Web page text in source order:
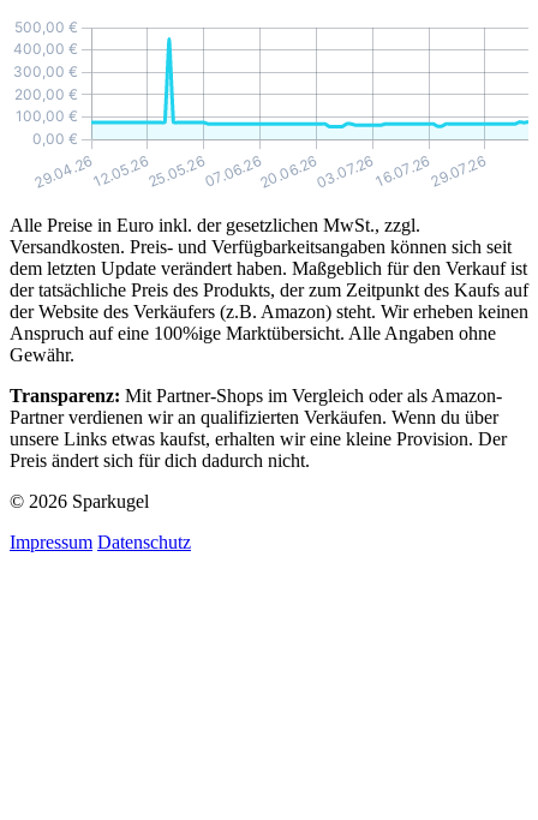
Alle Preise in Euro inkl. der gesetzlichen MwSt., zzgl.
Versandkosten. Preis- und Verfügbarkeitsangaben können sich seit
dem letzten Update verändert haben. Maßgeblich für den Verkauf ist
der tatsächliche Preis des Produkts, der zum Zeitpunkt des Kaufs auf
der Website des Verkäufers (z.B. Amazon) steht. Wir erheben keinen
Anspruch auf eine 100%ige Marktübersicht. Alle Angaben ohne
Gewähr.
Transparenz: Mit Partner-Shops im Vergleich oder als Amazon-
Partner verdienen wir an qualifizierten Verkäufen. Wenn du über
unsere Links etwas kaufst, erhalten wir eine kleine Provision. Der
Preis ändert sich für dich dadurch nicht.
© 2026 Sparkugel
Impressum Datenschutz